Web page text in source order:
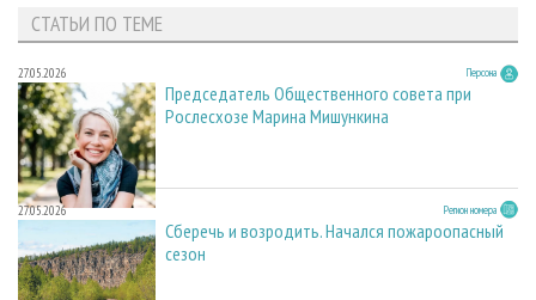
СТАТЬИ ПО ТЕМЕ
27.05.2026 Персона
Председатель Общественного совета при
Рослесхозе Марина Мишункина
27.05.2026 Регион номера
Сберечь и возродить. Начался пожароопасный
сезон